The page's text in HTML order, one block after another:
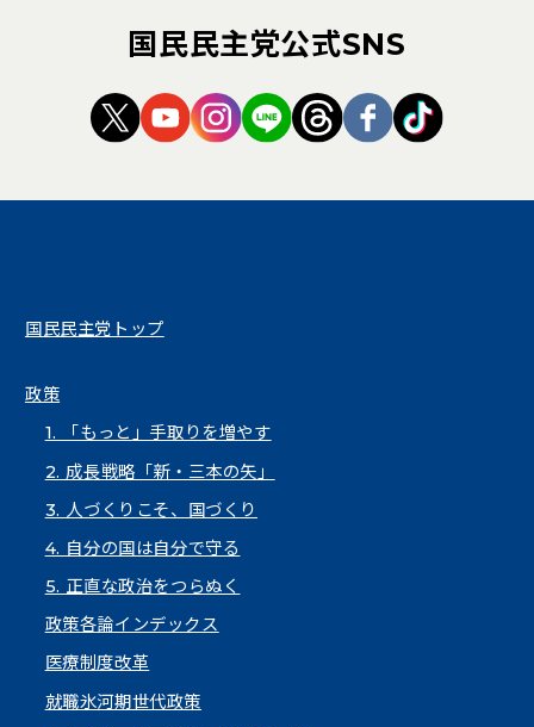
国民民主党公式SNS
（新しいタブで開く）
（新しいタブで開く）
（新しいタブで開く）
（新しいタブで開く）
（新しいタブで開
（新しいタブ
（新しい
国民民主党トップ
政策
1. 「もっと」手取りを増やす
2. 成長戦略「新・三本の矢」
3. 人づくりこそ、国づくり
4. 自分の国は自分で守る
5. 正直な政治をつらぬく
政策各論インデックス
医療制度改革
就職氷河期世代政策